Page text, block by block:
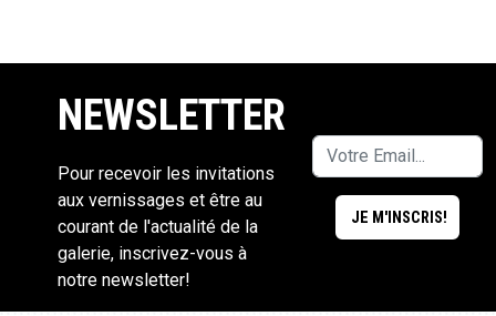
NEWSLETTER
Pour recevoir les invitations
aux vernissages et être au
courant de l'actualité de la
galerie, inscrivez-vous à
notre newsletter!